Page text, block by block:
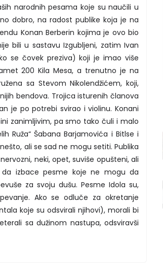
narodnih pesama koje su naučili u
dobro, na radost publike koja je na
Konan Berberin kojima je ovo bio
bili u sastavu Izgubljeni, zatim Ivan
se čovek preziva) koji je imao više
200 Kila Mesa, a trenutno je na
sa Stevom Nikolendžićem, koji,
bendova. Trojica isturenih članova
je po potrebi svirao i violinu. Konani
zanimljivim, pa smo tako čuli i malo
Ruža“ Šabana Barjamovića i Bitlse i
ali se sad ne mogu setiti. Publika
neki, opet, suviše opušteni, ali
izbace pesme koje ne mogu da
za svoju dušu. Pesme Idola su,
Ako se odluče za okretanje
koje su odsvirali njihovi), morali bi
sa dužinom nastupa, odsviravši